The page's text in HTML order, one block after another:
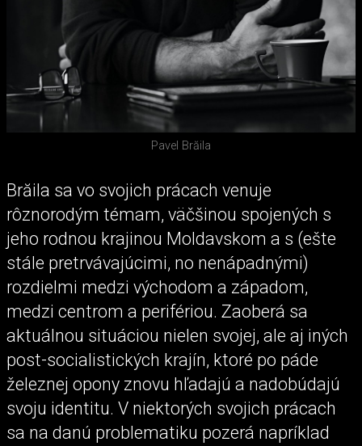
Pavel Brăila
Brăila sa vo svojich prácach venuje
rôznorodým témam, väčšinou spojených s
jeho rodnou krajinou Moldavskom a s (ešte
stále pretrvávajúcimi, no nenápadnými)
rozdielmi medzi východom a západom,
medzi centrom a perifériou. Zaoberá sa
aktuálnou situáciou nielen svojej, ale aj iných
post-socialistických krajín, ktoré po páde
železnej opony znovu hľadajú a nadobúdajú
svoju identitu. V niektorých svojich prácach
sa na danú problematiku pozerá napríklad